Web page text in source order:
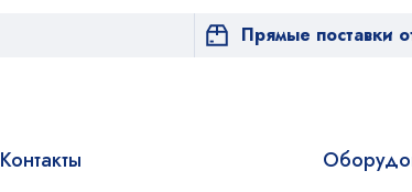
Прямые поставки
Контакты